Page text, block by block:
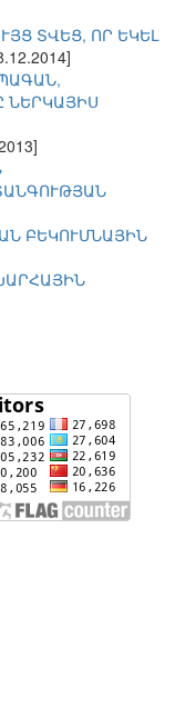
ՏՎԵՑ, ՈՐ ԵԿԵԼ
ՆԵՐԿԱՅԻՍ
ԲԵԿՈՒՄՆԱՅԻՆ